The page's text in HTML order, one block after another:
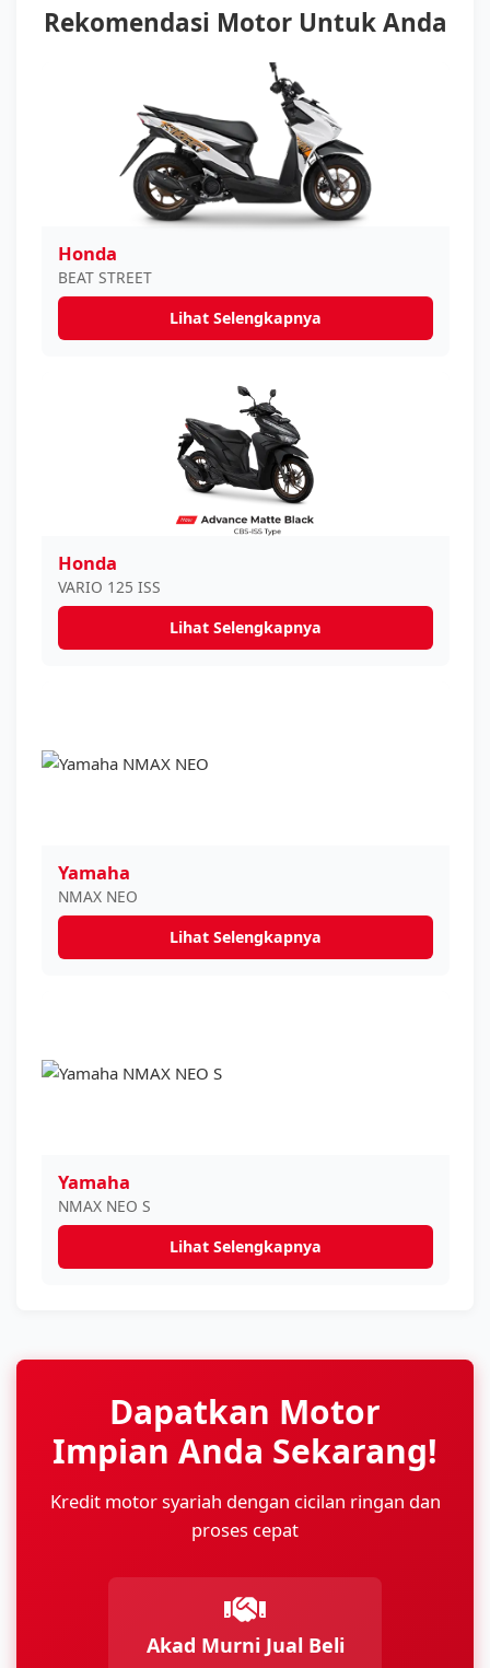
Rekomendasi Motor Untuk Anda
Honda
BEAT STREET
Lihat Selengkapnya
Honda
VARIO 125 ISS
Lihat Selengkapnya
Yamaha
NMAX NEO
Lihat Selengkapnya
Yamaha
NMAX NEO S
Lihat Selengkapnya
Dapatkan Motor
Impian Anda Sekarang!
Kredit motor syariah dengan cicilan ringan dan
proses cepat
Akad Murni Jual Beli